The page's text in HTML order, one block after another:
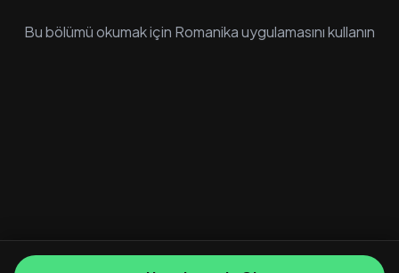
Bu bölümü okumak için Romanika uygulamasını kullanın